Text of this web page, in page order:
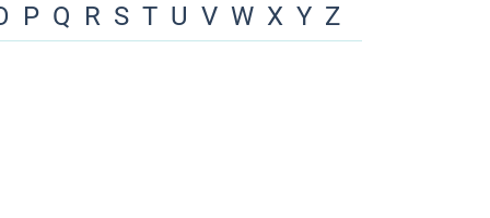
P Q R S T U V W X Y Z